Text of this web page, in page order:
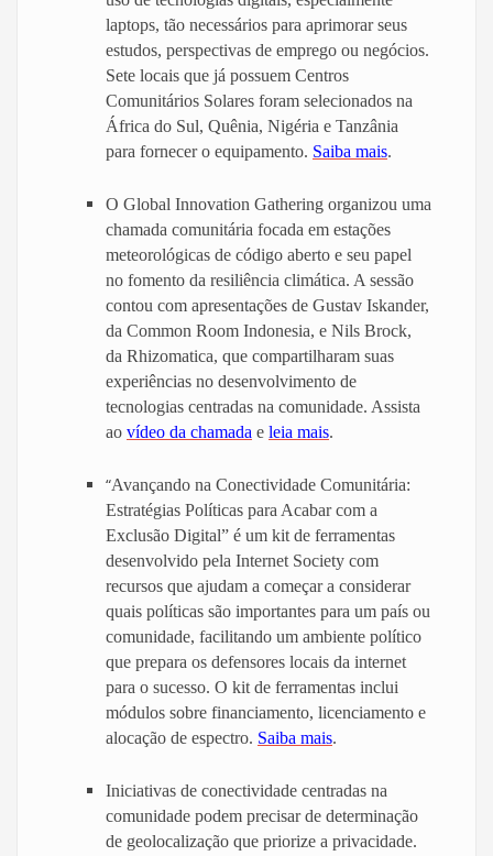
laptops, tão necessários para aprimorar seus
estudos, perspectivas de emprego ou negócios.
Sete locais que já possuem Centros
Comunitários Solares foram selecionados na
África do Sul, Quênia, Nigéria e Tanzânia
para fornecer o equipamento. Saiba mais.
O Global Innovation Gathering organizou uma
chamada comunitária focada em estações
meteorológicas de código aberto e seu papel
no fomento da resiliência climática. A sessão
contou com apresentações de Gustav Iskander,
da Common Room Indonesia, e Nils Brock,
da Rhizomatica, que compartilharam suas
experiências no desenvolvimento de
tecnologias centradas na comunidade. Assista
ao vídeo da chamada e leia mais.
“Avançando na Conectividade Comunitária:
Estratégias Políticas para Acabar com a
Exclusão Digital” é um kit de ferramentas
desenvolvido pela Internet Society com
recursos que ajudam a começar a considerar
quais políticas são importantes para um país ou
comunidade, facilitando um ambiente político
que prepara os defensores locais da internet
para o sucesso. O kit de ferramentas inclui
módulos sobre financiamento, licenciamento e
alocação de espectro. Saiba mais.
Iniciativas de conectividade centradas na
comunidade podem precisar de determinação
de geolocalização que priorize a privacidade.